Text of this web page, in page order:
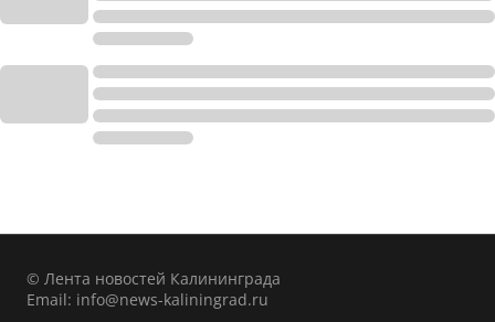
© Лента новостей Калининграда
Email: info@news-kaliningrad.ru